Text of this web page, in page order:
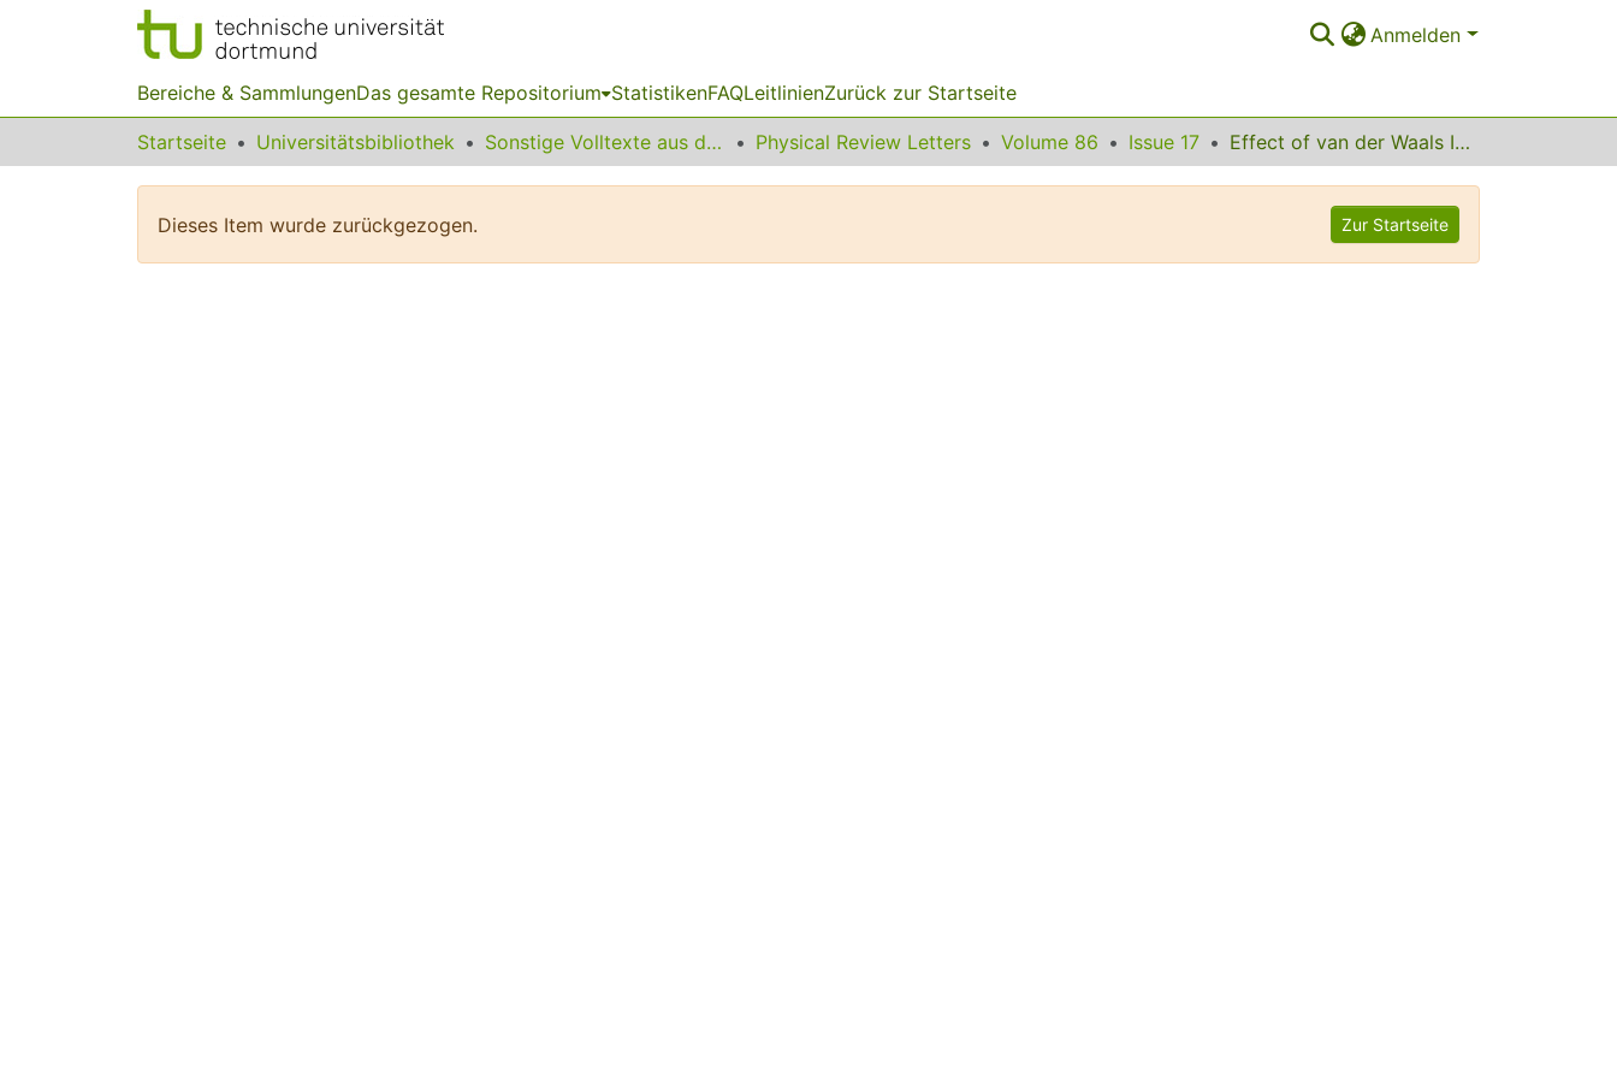
Anmelden
Bereiche & SammlungenDas gesamte Repositorium StatistikenFAQLeitlinienZurück zur Startseite
Startseite Universitätsbibliothek Sonstige Volltexte aus dem Bibliotheksangebot Physical Review Letters Volume 86 Issue 17 Effect of van der Waals Interactions on the Raman Modes in Single Walled Carbon Nanotubes
Dieses Item wurde zurückgezogen. Zur Startseite